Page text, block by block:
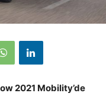
2021 Mobility’de